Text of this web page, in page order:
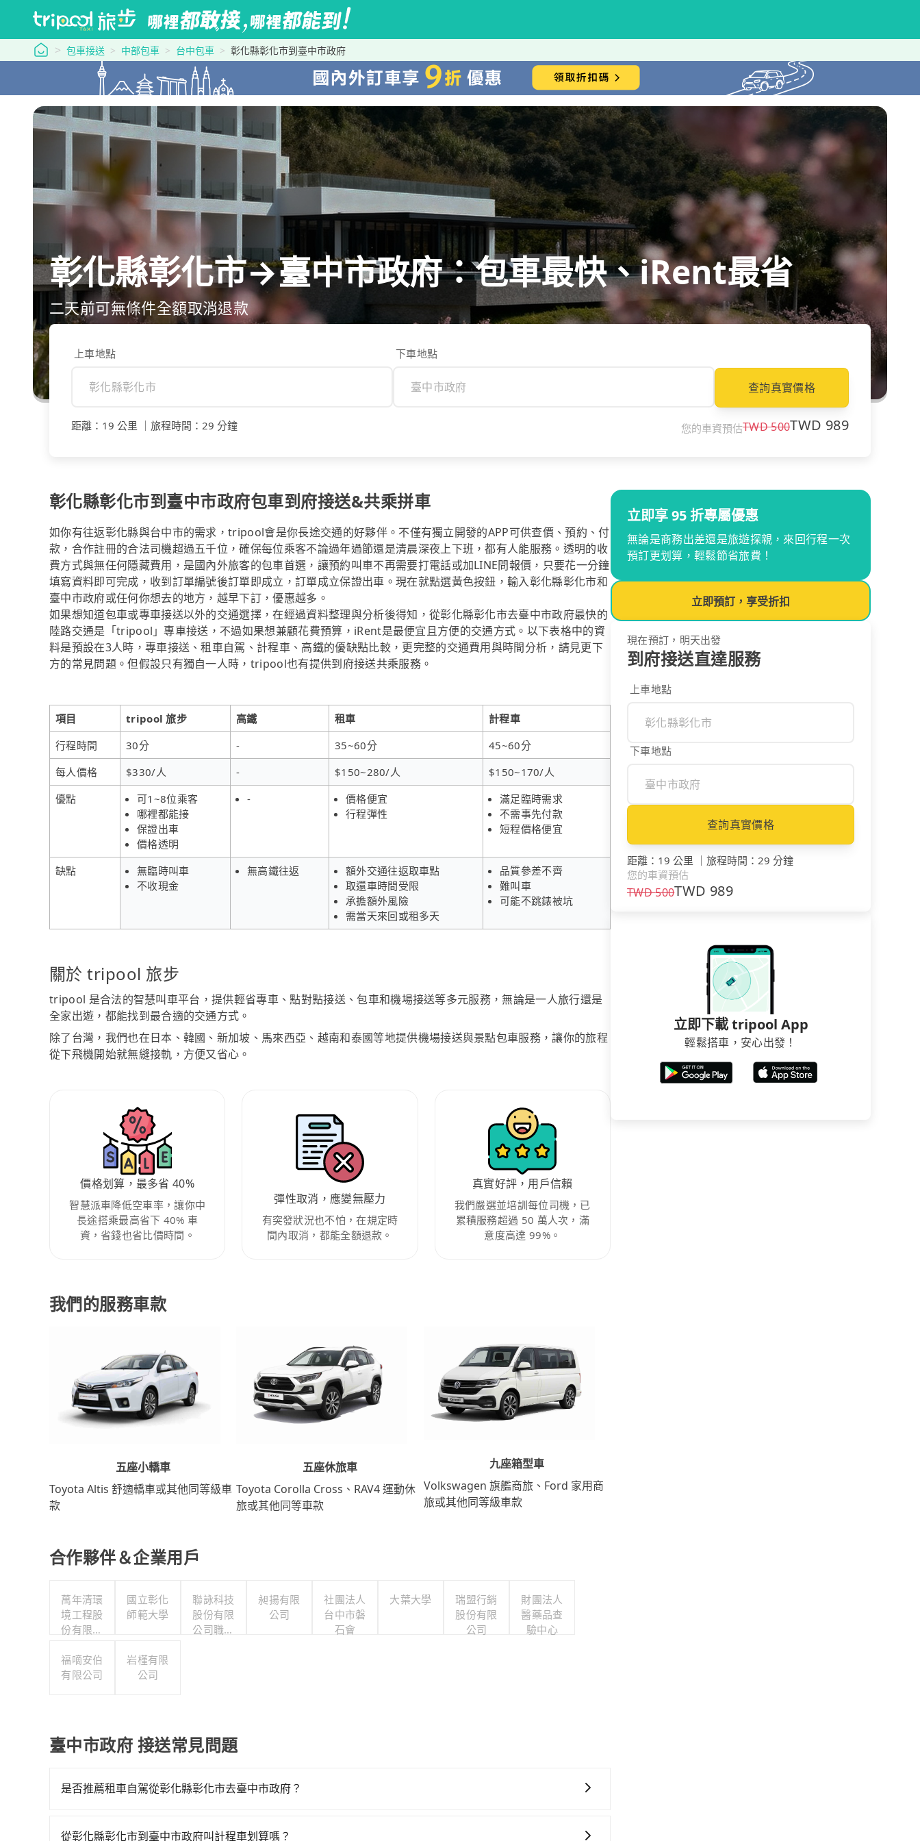
tripool 旅步
包車接送 中部包車 台中包車 彰化縣彰化市到臺中市政府
彰化縣彰化市→臺中市政府：包車最快、iRent最省
二天前可無條件全額取消退款
上車地點 下車地點
查詢真實價格
距離 ： 19 公里 旅程時間 ： 29 分鐘 您的車資預估TWD500TWD 989
彰化縣彰化市到臺中市政府包車到府接送&共乘拼車
如你有往返彰化縣與台中市的需求，tripool會是你長途交通的好夥伴。不僅有獨立開發的APP可供查價、預約、付
款，合作註冊的合法司機超過五千位，確保每位乘客不論過年過節還是清晨深夜上下班，都有人能服務。透明的收
費方式與無任何隱藏費用，是國內外旅客的包車首選，讓預約叫車不再需要打電話或加LINE問報價，只要花一分鐘
填寫資料即可完成，收到訂單編號後訂單即成立，訂單成立保證出車。現在就點選黃色按鈕，輸入彰化縣彰化市和
臺中市政府或任何你想去的地方，越早下訂，優惠越多。
如果想知道包車或專車接送以外的交通選擇，在經過資料整理與分析後得知，從彰化縣彰化市去臺中市政府最快的
陸路交通是「tripool」專車接送，不過如果想兼顧花費預算，iRent是最便宜且方便的交通方式。以下表格中的資
料是預設在3人時，專車接送、租車自駕、計程車、高鐵的優缺點比較，更完整的交通費用與時間分析，請見更下
方的常見問題。但假設只有獨自一人時，tripool也有提供到府接送共乘服務。
項目 tripool 旅步 高鐵 租車
計程車
行程時間
30分 - 35~60分
45~60分
每人價格
$330/人 - $150~280/人
$150~170/人
優點
可1~8位乘客
哪裡都能接
保證出車
價格透明
-
價格便宜
行程彈性
滿足臨時需求
不需事先付款
短程價格便宜
缺點
無臨時叫車
不收現金
無高鐵往返
額外交通往返取車點
取還車時間受限
承擔額外風險
需當天來回或租多天
品質參差不齊
難叫車
可能不跳錶被坑
關於 tripool 旅步
tripool 是合法的智慧叫車平台，提供輕省專車、點對點接送、包車和機場接送等多元服務，無論是一人旅行還是
全家出遊，都能找到最合適的交通方式。
除了台灣，我們也在日本、韓國、新加坡、馬來西亞、越南和泰國等地提供機場接送與景點包車服務，讓你的旅程
從下飛機開始就無縫接軌，方便又省心。
價格划算，最多省 40%
智慧派車降低空車率，讓你中
長途搭乘最高省下 40% 車
資，省錢也省比價時間。
彈性取消，應變無壓力
有突發狀況也不怕，在規定時
間內取消，都能全額退款。
真實好評，用戶信賴
我們嚴選並培訓每位司機，已
累積服務超過 50 萬人次，滿
意度高達 99%。
我們的服務車款
五座小轎車
Toyota Altis 舒適轎車或其他同等級車
款
五座休旅車
Toyota Corolla Cross、RAV4 運動休
旅或其他同等車款
九座箱型車
Volkswagen 旗艦商旅、Ford 家用商
旅或其他同等級車款
合作夥伴＆企業用戶
萬年清環
境工程股
份有限公
國立彰化
師範大學
聯詠科技
股份有限
公司職工
昶揚有限
公司
社團法人
台中市磐
石會
大葉大學
瑞盟行銷
股份有限
公司
財團法人
醫藥品查
驗中心
福嘀安伯
有限公司
岩槿有限
公司
臺中市政府 接送常見問題
是否推薦租車自駕從彰化縣彰化市去臺中市政府？
邊可隨租隨借的iRent應該是你最便宜選擇。註冊完iRent的app後，可以每小時$115~205承租小轎車，每公里
從彰化縣彰化市到臺中市政府叫計程車划算嗎？
立即享 95 折專屬優惠
無論是商務出差還是旅遊探親，來回行程一次
預訂更划算，輕鬆節省旅費！
立即預訂，享受折扣
現在預訂，明天出發
到府接送直達服務
上車地點
下車地點
查詢真實價格
距離 ： 19 公里 ｜ 旅程時間 ： 29 分鐘
您的車資預估
TWD500TWD 989
立即下載 tripool App
輕鬆搭車，安心出發！